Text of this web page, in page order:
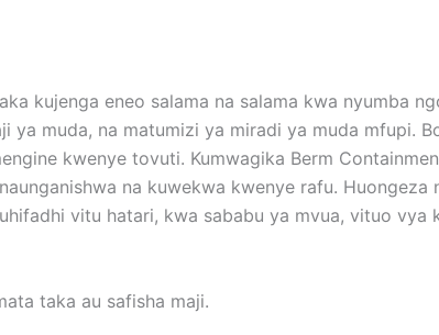
kujenga eneo salama na salama kwa nyumba
ya muda, na matumizi ya miradi ya muda mfupi.
kwenye tovuti. Kumwagika Berm
na kuwekwa kwenye rafu. Huongeza
vitu hatari, kwa sababu ya mvua, vituo vya
taka au safisha maji.